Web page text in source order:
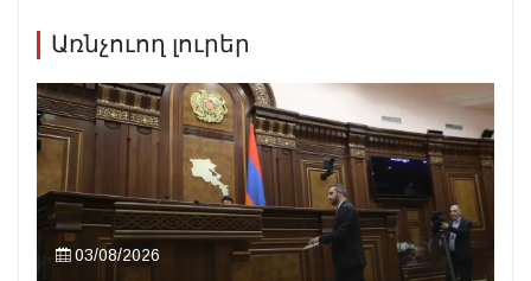
Առնչուող լուրեր
03/08/2026